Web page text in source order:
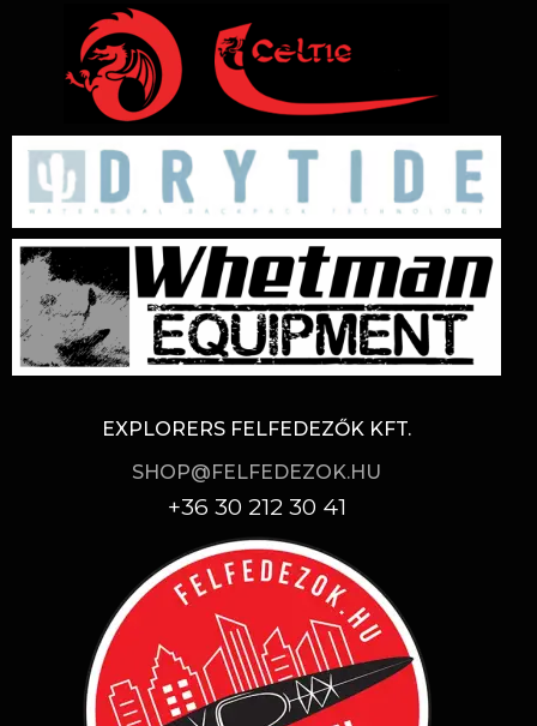
EXPLORERS FELFEDEZŐK KFT.
SHOP@FELFEDEZOK.HU
+36 30 212 30 41